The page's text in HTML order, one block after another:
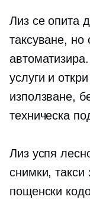
Лиз се опита
таксуване, но
услуги и
използване,
техническа
Лиз успя
снимки, такси
пощенски